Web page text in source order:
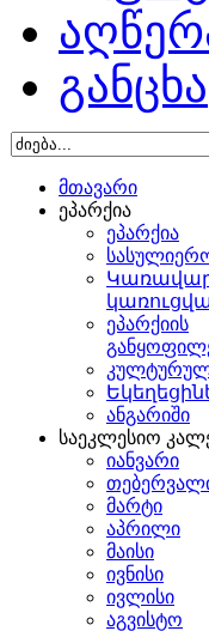
მთავარი
ეპარქია
ეპარქია
ეპარქიის
ანგარიში
საეკლესიო
იანვარი
მარტი
აპრილი
მაისი
ივნისი
ივლისი
აგვისტო